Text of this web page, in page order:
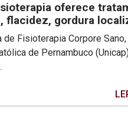
oferece
flacidez, gordura
de Fisioterapia Corpore Sano,
de Pernambuco